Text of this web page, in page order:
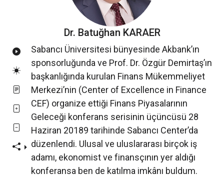
Dr. Batuğhan KARAER
Sabancı Üniversitesi bünyesinde Akbank’ın
sponsorluğunda ve Prof. Dr. Özgür Demirtaş’ın
başkanlığında kurulan Finans Mükemmeliyet
Merkezi’nin (Center of Excellence in Finance
CEF) organize ettiği Finans Piyasalarının
Geleceği konferans serisinin üçüncüsü 28
Haziran 20189 tarihinde Sabancı Center’da
düzenlendi. Ulusal ve uluslararası birçok iş
adamı, ekonomist ve finansçının yer aldığı
konferansa ben de katılma imkânı buldum.